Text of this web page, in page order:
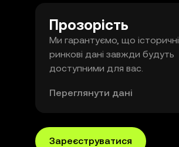
Прозорість
Ми гарантуємо, що історичні
ринкові дані завжди будуть
доступними для вас.
Переглянути дані
Зареєструватися